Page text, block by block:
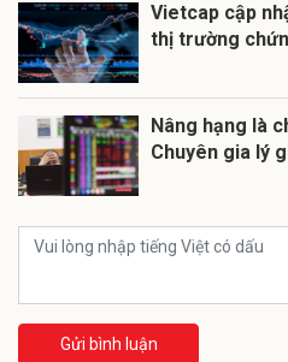
Vietcap cập
thị trường
Nâng hạng là
Chuyên gia lý
Gửi bình luận